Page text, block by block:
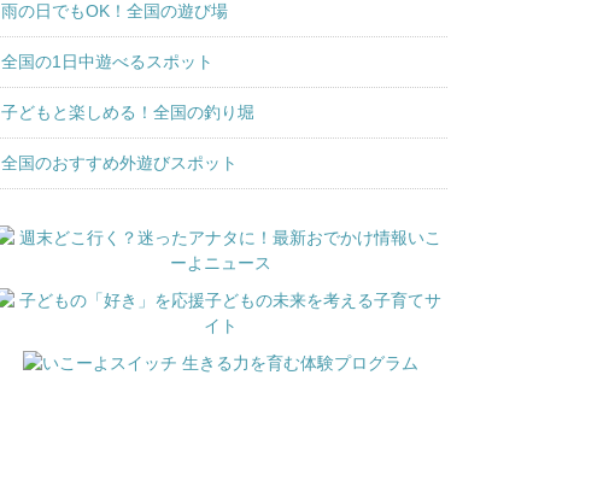
雨の日でもOK！全国の遊び場
全国の1日中遊べるスポット
子どもと楽しめる！全国の釣り堀
全国のおすすめ外遊びスポット